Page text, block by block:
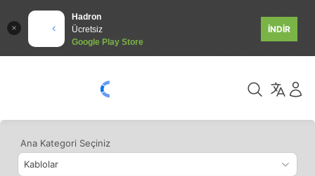
Hadron
Ücretsiz
Google Play Store
İNDİR
Ana Kategori Seçiniz